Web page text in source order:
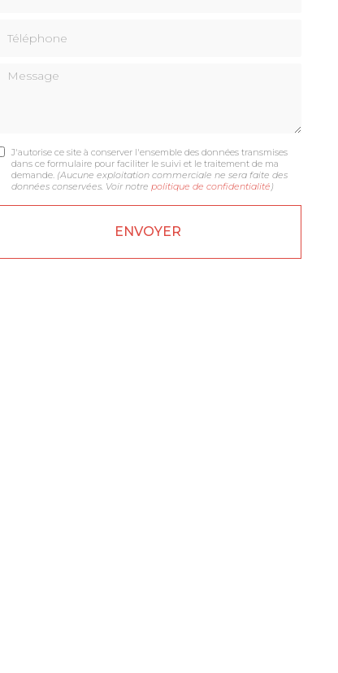
Message
J'autorise ce site à conserver l'ensemble des données transmises
dans ce formulaire pour faciliter le suivi et le traitement de ma
demande. (Aucune exploitation commerciale ne sera faite des
données conservées. Voir notre politique de confidentialité )